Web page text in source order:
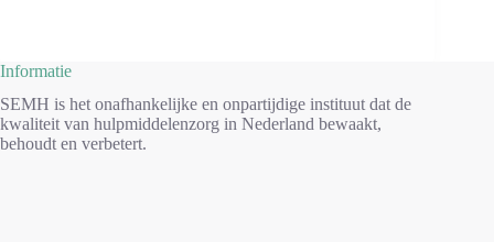
Informatie
SEMH is het onafhankelijke en onpartijdige instituut dat de
kwaliteit van hulpmiddelenzorg in Nederland bewaakt,
behoudt en verbetert.